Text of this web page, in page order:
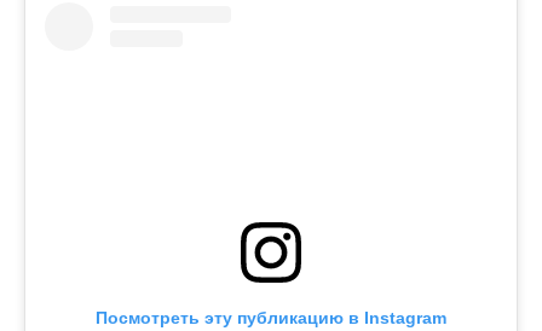
Посмотреть эту публикацию в Instagram